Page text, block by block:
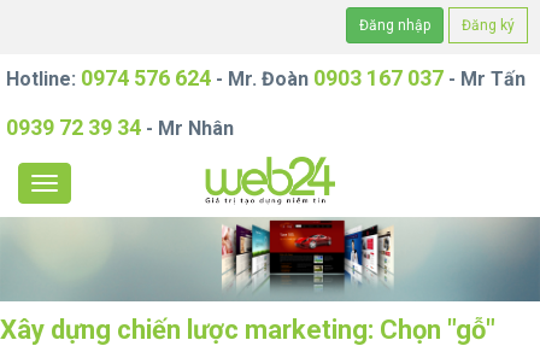
Đăng nhập Đăng ký
Hotline: 0974 576 624 - Mr. Đoàn 0903 167 037 - Mr Tấn
0939 72 39 34 - Mr Nhân
Xây dựng chiến lược marketing: Chọn "gỗ"